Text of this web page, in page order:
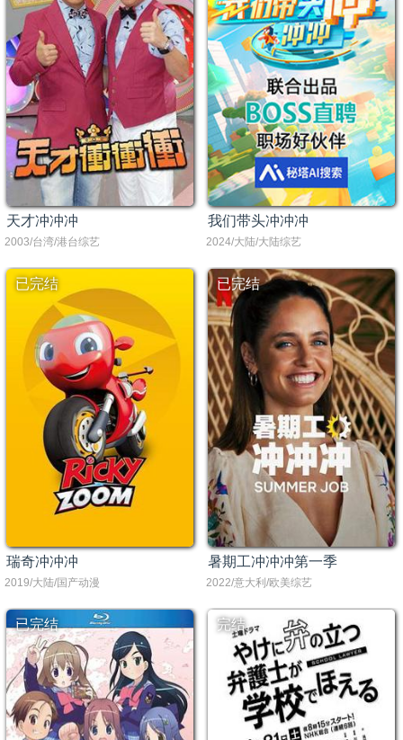
天才冲冲冲
2003/台湾/港台综艺
我们带头冲冲冲
2024/大陆/大陆综艺
已完结
瑞奇冲冲冲
2019/大陆/国产动漫
已完结
暑期工冲冲冲第一季
2022/意大利/欧美综艺
已完结 完结